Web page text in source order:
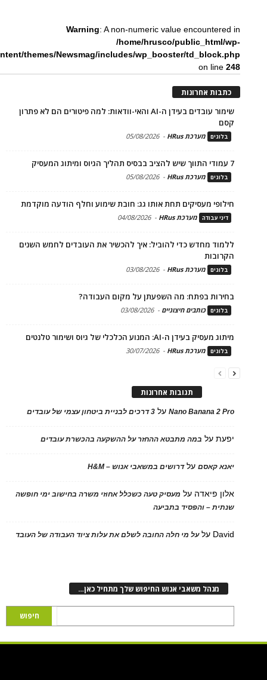
Warning: A non-numeric value encountered in
/home/hrusco/public_html/wp-
themes/Newsmag/includes/wp_booster/td_block.php
on line248
כתבות אחרונות
שימור עובדים בעידן ה-AI והאי-וודאות: למה פיטורים הם לא פתרון
קסם
בלוגים מערכת HRus -
05/08/2026
7 עמודי התווך שיש להציב בבסיס תהליך הגיוס ומיתוג המעסיק
בלוגים מערכת HRus -
05/08/2026
חילופי מעסיקים תחת אותו גג: חובת שימוע וחלף הודעה מוקדמת
דיני עבודה מערכת HRus -
04/08/2026
ללמוד מחדש כדי להוביל: איך להכשיר את העובדים לחמש השנים
הקרובות
בלוגים מערכת HRus -
03/08/2026
בחירות בפתח: מה השפעתן על מקום העבודה?
בלוגים כותבים חיצוניים -
03/08/2026
מיתוג מעסיק בעידן ה-AI: המנוע הכלכלי של גיוס ושימור טלנטים
בלוגים מערכת HRus -
30/07/2026
תגובות אחרונות
Nano Banana 2 Proעל 3 דרכים לבניית ביטחון עצמי של עובדים
יפעתעל במה מתבטא ההחזר על ההשקעה בהכשרת עובדים
יאנא קאסםעלדרושים במשאבי אנוש – H&M
אלון פיאדה על מעסיק טעה כשכלל אחוזי משרה בחישוב ימי חופשה
שנתית – והפסיד בתביעה
David עלעל מי חלה החובה לשלם את עלות ציוד העבודה של העובד
מנהל משאבי אנוש החיפוש שלך מתחיל כאן…